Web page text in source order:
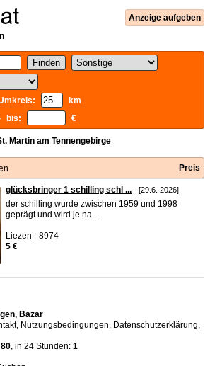
Anzeige aufgeben
km
bis: €
Martin am Tennengebirge
Preis
glücksbringer 1 schilling schl ... - [29.6. 2026]
der schilling wurde zwischen 1959 und 1998
geprägt und wird je na ...
Liezen - 8974
5 €
Bazar
, Nutzungsbedingungen, Datenschutzerklärung,
80, in 24 Stunden: 1